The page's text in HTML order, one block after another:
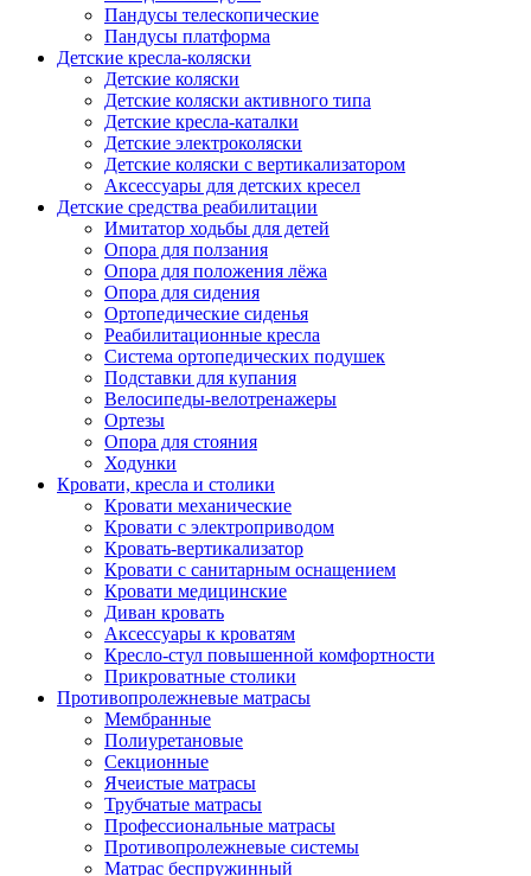
Пандусы телескопические
Пандусы платформа
Детские кресла-коляски
Детские коляски
Детские коляски активного типа
Детские кресла-каталки
Детские электроколяски
Детские коляски с вертикализатором
Аксессуары для детских кресел
Детские средства реабилитации
Имитатор ходьбы для детей
Опора для ползания
Опора для положения лёжа
Опора для сидения
Ортопедические сиденья
Реабилитационные кресла
Система ортопедических подушек
Подставки для купания
Велосипеды-велотренажеры
Ортезы
Опора для стояния
Ходунки
Кровати, кресла и столики
Кровати механические
Кровати с электроприводом
Кровать-вертикализатор
Кровати с санитарным оснащением
Кровати медицинские
Диван кровать
Аксессуары к кроватям
Кресло-стул повышенной комфортности
Прикроватные столики
Противопролежневые матрасы
Мембранные
Полиуретановые
Секционные
Ячеистые матрасы
Трубчатые матрасы
Профессиональные матрасы
Противопролежневые системы
Матрас беспружинный